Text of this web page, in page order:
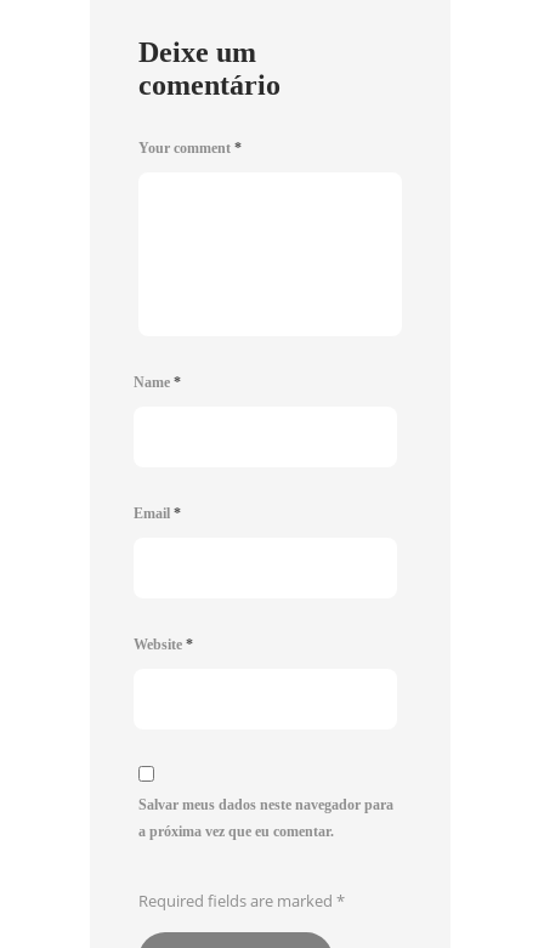
Deixe um
comentário
Your comment *
Name *
Email *
Website *
Salvar meus dados neste navegador para
a próxima vez que eu comentar.
Required fields are marked *